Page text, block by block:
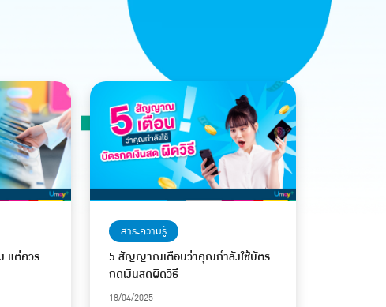
แต่ควร
สาระความรู้
5 สัญญาณเตือนว่าคุณกำลังใช้บัตร
กดเงินสดผิดวิธี
18/04/2025